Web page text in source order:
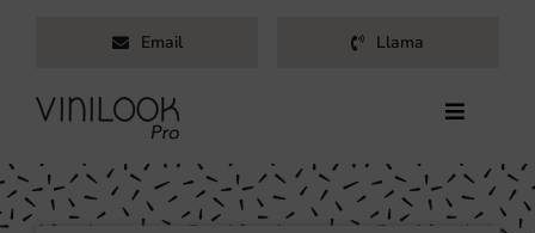
contenido
Email Llama
Toggle
Inicio
Servicios